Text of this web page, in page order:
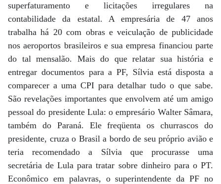
superfaturamento e licitações irregulares na
contabilidade da estatal. A empresária de 47 anos
trabalha há 20 com obras e veiculação de publicidade
nos aeroportos brasileiros e sua empresa financiou parte
do tal mensalão. Mais do que relatar sua história e
entregar documentos para a PF, Sílvia está disposta a
comparecer a uma CPI para detalhar tudo o que sabe.
São revelações importantes que envolvem até um amigo
pessoal do presidente Lula: o empresário Walter Sâmara,
também do Paraná. Ele freqüenta os churrascos do
presidente, cruza o Brasil a bordo de seu próprio avião e
teria recomendado a Sílvia que procurasse uma
secretária de Lula para tratar sobre dinheiro para o PT.
Econômico em palavras, o superintendente da PF no